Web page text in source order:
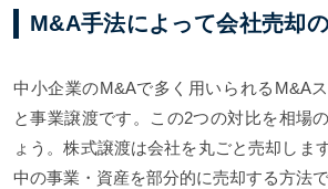
M&A手法によって会社売却
中小企業のM&Aで多く用いられるM&A
と事業譲渡です。この2つの対比を相場
ょう。株式譲渡は会社を丸ごと売却しま
中の事業・資産を部分的に売却する方法で